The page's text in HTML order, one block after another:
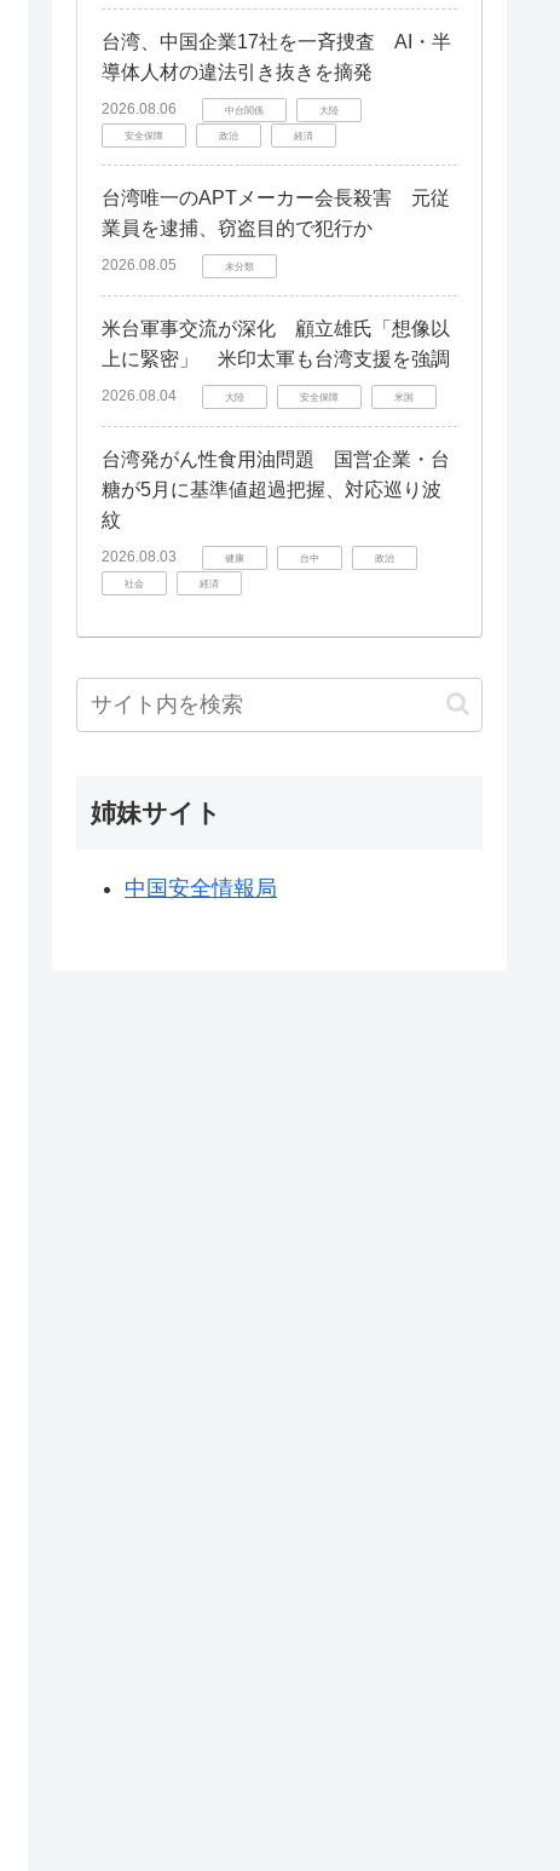
台湾、中国企業17社を一斉捜査 AI・半
導体人材の違法引き抜きを摘発
2026.08.06 中台関係 大陸
安全保障 政治 経済
台湾唯一のAPTメーカー会長殺害 元従
業員を逮捕、窃盗目的で犯行か
2026.08.05 未分類
米台軍事交流が深化 顧立雄氏「想像以
上に緊密」 米印太軍も台湾支援を強調
2026.08.04 大陸 安全保障 米国
台湾発がん性食用油問題 国営企業・台
糖が5月に基準値超過把握、対応巡り波
紋
2026.08.03 健康 台中 政治
社会 経済
姉妹サイト
中国安全情報局